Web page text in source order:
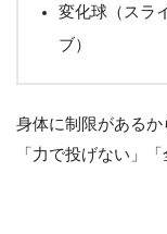
変化球（スラ
ブ）
身体に制限があるか
「力で投げない」